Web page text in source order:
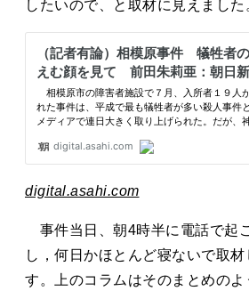
したいので、と取材に見えました
digital.asahi.com
事件当日、朝4時半に電話で起
し，何日かほとんど寝ないで取
す。上のコラムはそのまとめのよ